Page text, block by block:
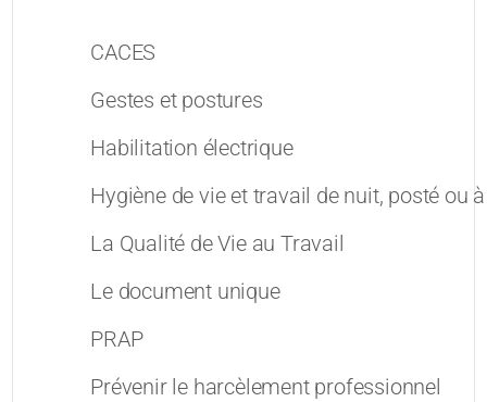
CACES
Gestes et postures
Habilitation électrique
Hygiène de vie et travail de nuit, posté ou
La Qualité de Vie au Travail
Le document unique
PRAP
Prévenir le harcèlement professionnel